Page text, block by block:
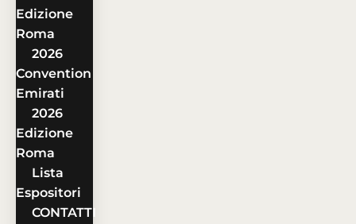
Edizione
Roma
2026
Convention
Emirati
2026
Edizione
Roma
Lista
Espositori
CONTATTI